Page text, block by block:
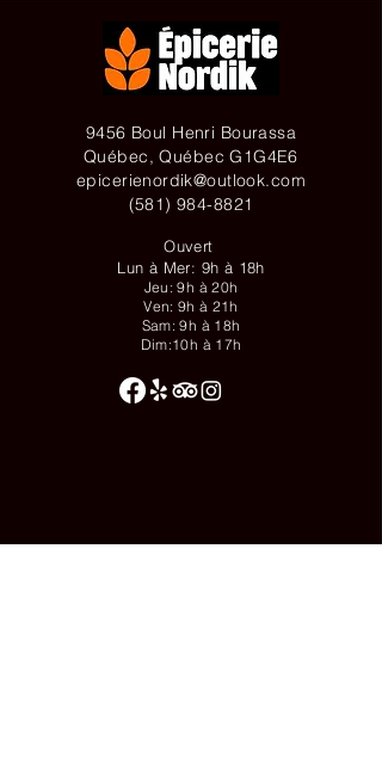
9456 Boul Henri Bourassa
Québec, Québec G1G4E6
epicerienordik@outlook.com
(581) 984-8821
Ouvert
Lun à Mer: 9h à 18h
Jeu: 9h à 20h
Ven: 9h à 21h
Sam: 9h à 18h
Dim:10h à 17h